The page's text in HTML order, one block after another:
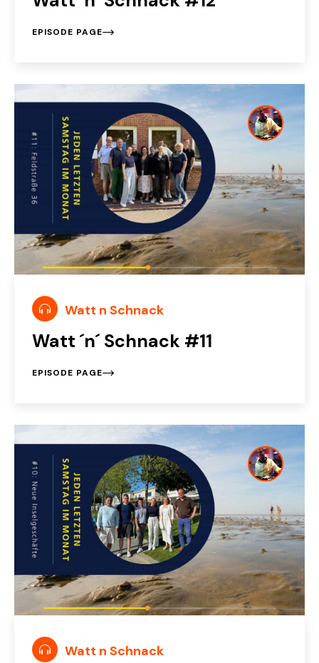
EPISODE PAGE
Watt n Schnack
Watt ´n´ Schnack #11
EPISODE PAGE
Watt n Schnack